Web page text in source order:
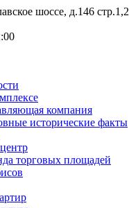
шоссе, д.146 стр.1,2
компания
исторические факты
торговых площадей